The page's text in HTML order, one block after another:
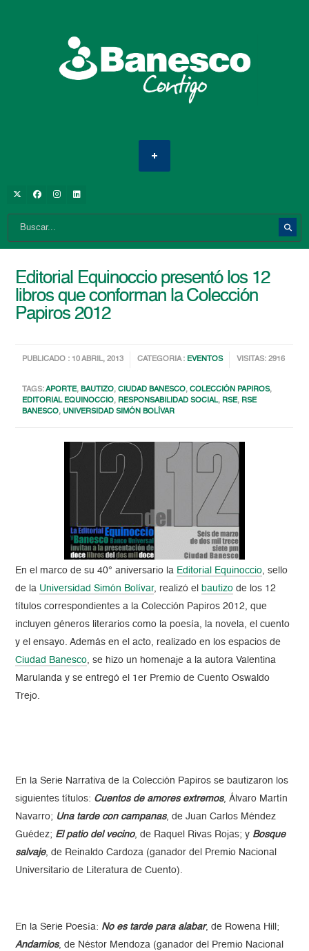
Editorial Equinoccio presentó los 12
libros que conforman la Colección
Papiros 2012
PUBLICADO : 10 ABRIL, 2013 CATEGORIA : EVENTOS VISITAS: 2916
TAGS:APORTE,BAUTIZO,CIUDAD BANESCO,COLECCIÓN PAPIROS,
EDITORIAL EQUINOCCIO, RESPONSABILIDAD SOCIAL, RSE, RSE
BANESCO,UNIVERSIDAD SIMÓN BOLÍVAR
En el marco de su 40° aniversario la Editorial Equinoccio, sello
de la Universidad Simón Bolívar, realizó el bautizo de los 12
títulos correspondientes a la Colección Papiros 2012, que
incluyen géneros literarios como la poesía, la novela, el cuento
y el ensayo. Además en el acto, realizado en los espacios de
Ciudad Banesco, se hizo un homenaje a la autora Valentina
Marulanda y se entregó el 1er Premio de Cuento Oswaldo
Trejo.
En la Serie Narrativa de la Colección Papiros se bautizaron los
siguientes títulos: Cuentos de amores extremos, Álvaro Martín
Navarro; Una tarde con campanas, de Juan Carlos Méndez
Guédez; El patio del vecino, de Raquel Rivas Rojas; y Bosque
salvaje, de Reinaldo Cardoza (ganador del Premio Nacional
Universitario de Literatura de Cuento).
En la Serie Poesía: No es tarde para alabar, de Rowena Hill;
Andamios, de Néstor Mendoza (ganador del Premio Nacional